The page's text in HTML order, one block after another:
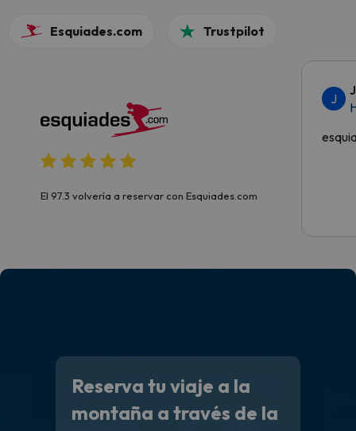
Esquiades.com Trustpilot
El 97.3 volvería a reservar con Esquiades.com
J
Reserva tu viaje a la
montaña a través de la